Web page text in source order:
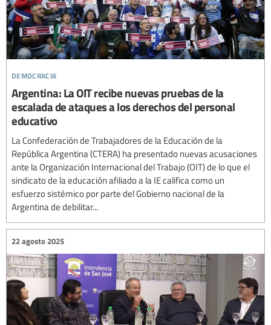
democracia
Argentina: La OIT recibe nuevas pruebas de la
escalada de ataques a los derechos del personal
educativo
La Confederación de Trabajadores de la Educación de la
República Argentina (CTERA) ha presentado nuevas acusaciones
ante la Organización Internacional del Trabajo (OIT) de lo que el
sindicato de la educación afiliado a la IE califica como un
esfuerzo sistémico por parte del Gobierno nacional de la
Argentina de debilitar...
22 agosto 2025